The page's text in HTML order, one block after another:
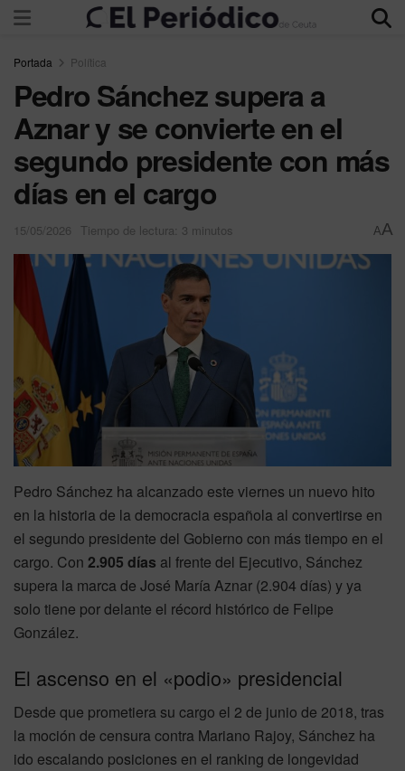
Portada Política
Pedro Sánchez supera a
Aznar y se convierte en el
segundo presidente con más
días en el cargo
15/05/2026 Tiempo de lectura: 3 minutos AA
Pedro Sánchez ha alcanzado este viernes un nuevo hito
en la historia de la democracia española al convertirse en
el segundo presidente del Gobierno con más tiempo en el
cargo. Con 2.905 días al frente del Ejecutivo, Sánchez
supera la marca de José María Aznar (2.904 días) y ya
solo tiene por delante el récord histórico de Felipe
González.
El ascenso en el «podio» presidencial
Desde que prometiera su cargo el 2 de junio de 2018, tras
la moción de censura contra Mariano Rajoy, Sánchez ha
ido escalando posiciones en el ranking de longevidad